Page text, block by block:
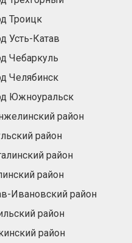
Троицк
Усть-Катав
Чебаркуль
Челябинск
Южноуральск
район
район
район
район
Ивановский район
район
район